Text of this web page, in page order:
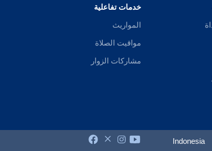
خدمات تفاعلية
المواريث
مواقيت الصلاة
مشاركات الزوار
Indonesia